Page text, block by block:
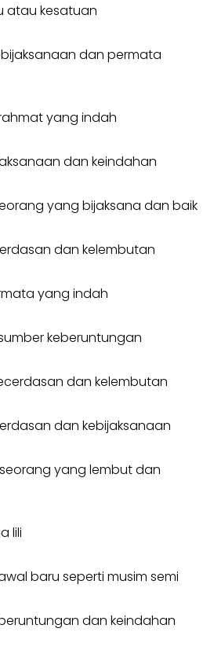
atau kesatuan
dan permata
yang indah
dan keindahan
yang bijaksana dan baik
dan kelembutan
yang indah
keberuntungan
dan kelembutan
dan kebijaksanaan
yang lembut dan
lili
baru seperti musim semi
dan keindahan